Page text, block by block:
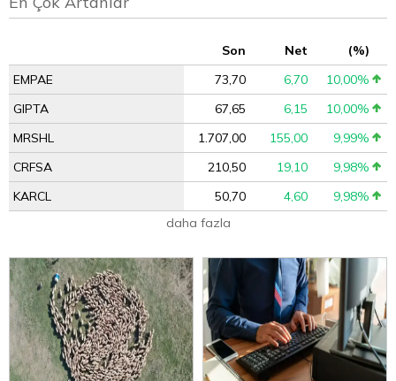
Son Net
(%)
EMPAE
73,70 6,70
10,00%
GIPTA
67,65 6,15
10,00%
MRSHL
1.707,00 155,00
9,99%
CRFSA
210,50 19,10
9,98%
KARCL
50,70 4,60
9,98%
daha fazla